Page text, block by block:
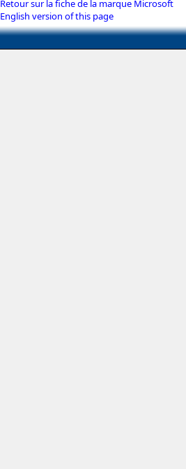
Retour sur la fiche de la marque Microsoft
English version of this page